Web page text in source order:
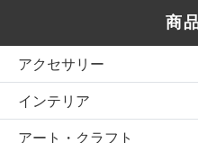
商
アクセサリー
インテリア
アート・クラフト